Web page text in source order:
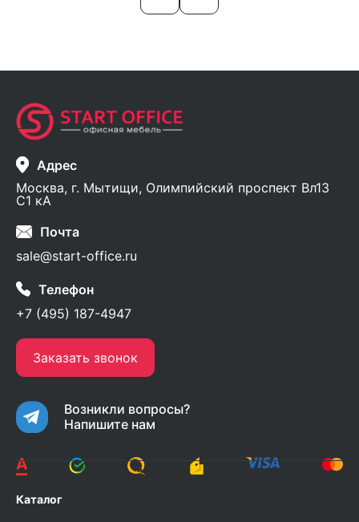
Адрес
Москва, г. Мытищи, Олимпийский проспект Вл13
С1 кА
Почта
sale@start-office.ru
Телефон
+7 (495) 187-4947
Заказать звонок
Возникли вопросы?
Напишите нам
Каталог